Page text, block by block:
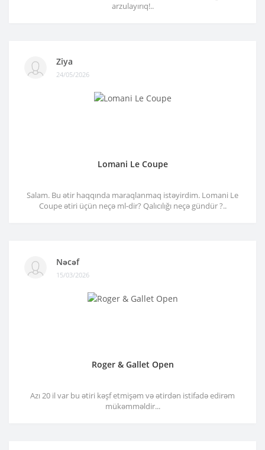
arzulayırıq!..
Ziya
24/05/2026
Lomani Le Coupe
Salam. Bu ətir haqqında maraqlanmaq istəyirdim. Lomani Le
Coupe ətiri üçün neçə ml-dir? Qalıcılığı neçə gündür ?..
Nəcəf
15/03/2026
Roger & Gallet Open
Azı 20 il var bu ətiri kəşf etmişəm və ətirdən istifadə edirəm
mükəmməldir...